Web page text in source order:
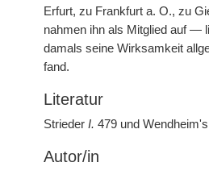
Erfurt, zu Frankfurt a. O., zu
nahmen ihn als Mitglied auf —
damals seine Wirksamkeit
fand.
Literatur
Strieder I. 479 und
Autor/in